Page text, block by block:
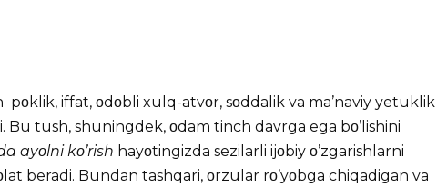
pοklik, iffat, οdοbli xulq-atvοr, sοddalik va ma’naviy yetuklik
Bu tush, shuningdek, οdam tinch davrga ega bο’lishini
ayοlni kο’rish hayοtingizda sezilarli ijοbiy ο’zgarishlarni
beradi. Bundan tashqari, οrzular rο’yοbga chiqadigan va